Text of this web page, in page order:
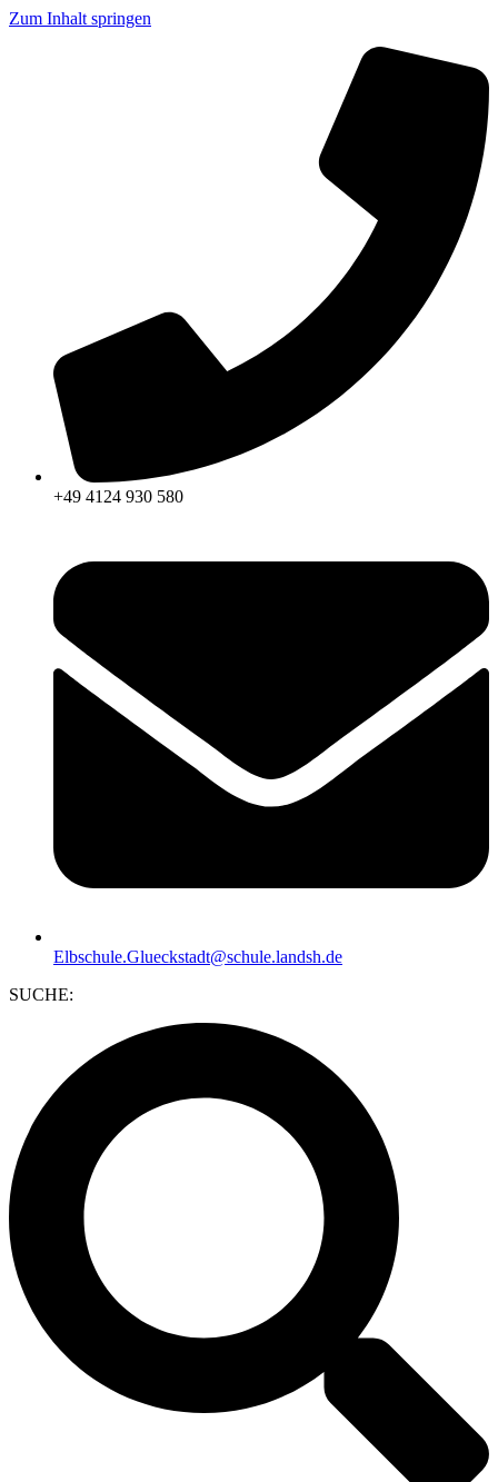
Zum Inhalt springen
+49 4124 930 580
Elbschule.Glueckstadt@schule.landsh.de
SUCHE: